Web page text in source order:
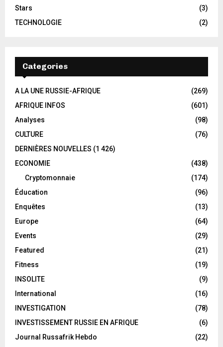
Stars
(3)
TECHNOLOGIE
(2)
Categories
A LA UNE RUSSIE-AFRIQUE
(269)
AFRIQUE INFOS
(601)
Analyses
(98)
CULTURE
(76)
DERNIÈRES NOUVELLES (1 426)
ECONOMIE
(438)
Cryptomonnaie
(174)
Éducation
(96)
Enquêtes
(13)
Europe
(64)
Events
(29)
Featured
(21)
Fitness
(19)
INSOLITE
(9)
International
(16)
INVESTIGATION
(78)
INVESTISSEMENT RUSSIE EN AFRIQUE
(6)
Journal Russafrik Hebdo
(22)